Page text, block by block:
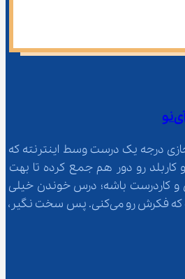
درجه یک درست وسط اینترنته که
خفن و کاربلد رو دور هم جمع کرده تا بهت
کاردرست باشه؛ درس خوندن خیلی
آسون‌تر و باحال‌تر از چیزیه که فکرش رو می‌کنی. پس سخت نگیر،